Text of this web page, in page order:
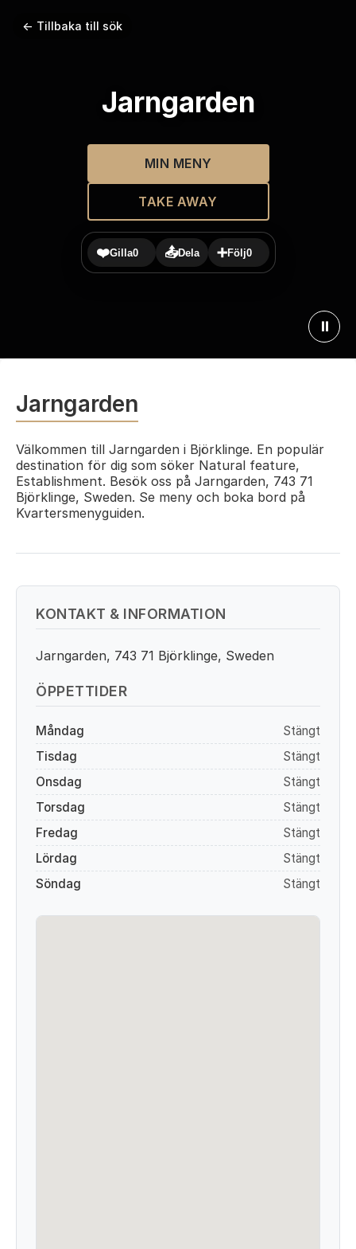
← Tillbaka till sök
Jarngarden
MIN MENY
TAKE AWAY
❤️Gilla0 📤Dela ➕Följ0
⏸
Jarngarden
Välkommen till Jarngarden i Björklinge. En populär
destination för dig som söker Natural feature,
Establishment. Besök oss på Jarngarden, 743 71
Björklinge, Sweden. Se meny och boka bord på
Kvartersmenyguiden.
KONTAKT & INFORMATION
Jarngarden, 743 71 Björklinge, Sweden
ÖPPETTIDER
Måndag
Stängt
Tisdag
Stängt
Onsdag
Stängt
Torsdag
Stängt
Fredag
Stängt
Lördag
Stängt
Söndag
Stängt